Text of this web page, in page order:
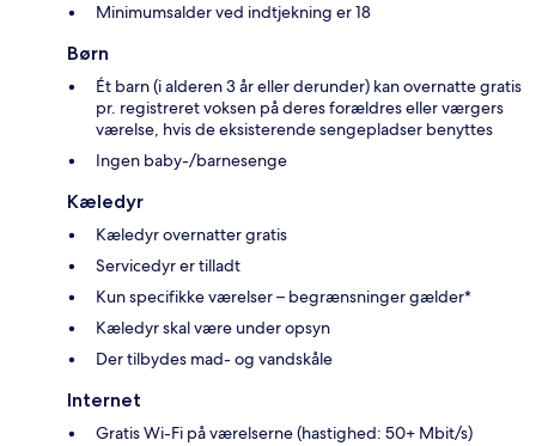
Minimumsalder ved indtjekning er 18
Børn
Ét barn (i alderen 3 år eller derunder) kan overnatte gratis
pr. registreret voksen på deres forældres eller værgers
værelse, hvis de eksisterende sengepladser benyttes
Ingen baby-/barnesenge
Kæledyr
Kæledyr overnatter gratis
Servicedyr er tilladt
Kun specifikke værelser – begrænsninger gælder*
Kæledyr skal være under opsyn
Der tilbydes mad- og vandskåle
Internet
Gratis Wi-Fi på værelserne (hastighed: 50+ Mbit/s)